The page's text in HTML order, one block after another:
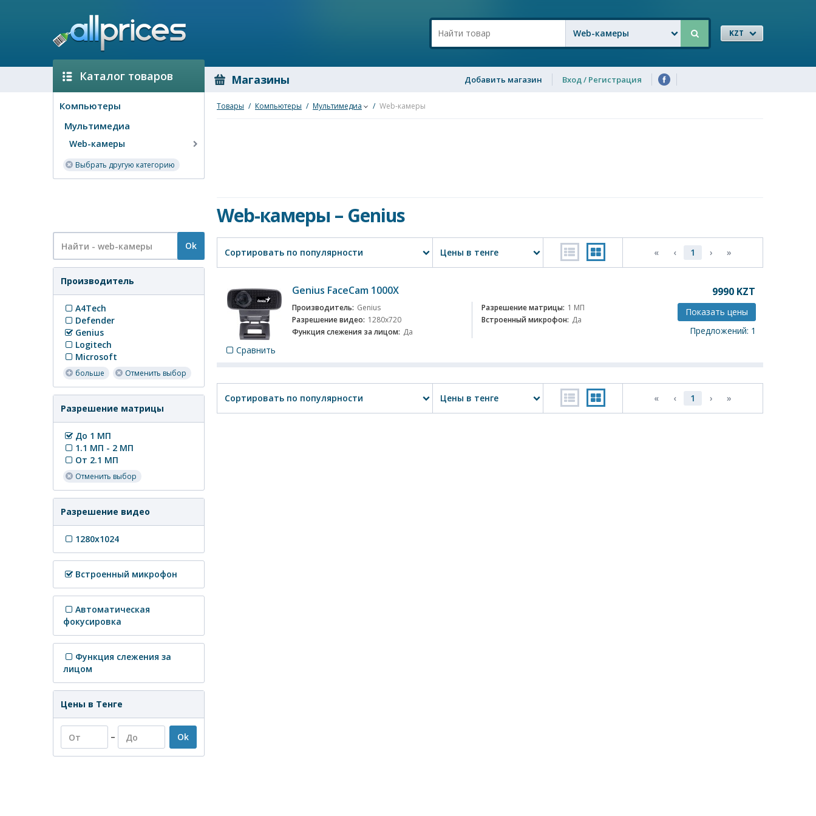
Web-камеры KZT
Каталог товаров Магазины Добавить магазин Вход / Регистрация
Компьютеры
Мультимедиа
Web-камеры
Выбрать другую категорию
Ok
Производитель
A4Tech
Defender
Genius
Logitech
Microsoft
больше Отменить выбор
Разрешение матрицы
До 1 МП
1.1 МП - 2 МП
От 2.1 МП
Отменить выбор
Разрешение видео
1280x1024
Встроенный микрофон
Автоматическая
фокусировка
Функция слежения за
лицом
Цены в Тенге
– Ok
Товары / Компьютеры / Мультимедиа / Web-камеры
Web-камеры – Genius
Сортировать по популярности Цены в тенге « ‹ 1 › »
Сравнить
Genius FaceCam 1000X
Производитель: Genius Разрешение матрицы: 1 МП
Разрешение видео: 1280x720 Встроенный микрофон: Да
Функция слежения за лицом: Да
9990 KZT
Показать цены
Предложений: 1
Сортировать по популярности Цены в тенге « ‹ 1 › »